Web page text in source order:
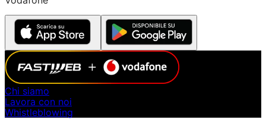
Chi siamo
Lavora con noi
Whistleblowing